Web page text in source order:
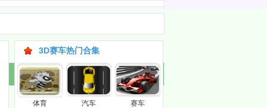
3D赛车热门合集
体育 汽车 赛车